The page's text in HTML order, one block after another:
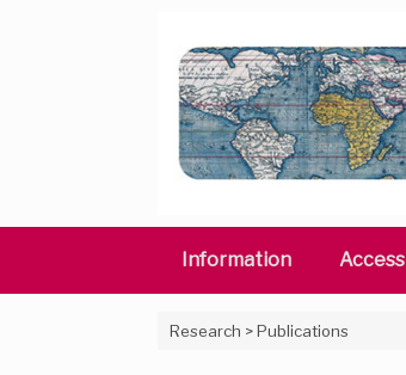
Information Access
Research >Publications